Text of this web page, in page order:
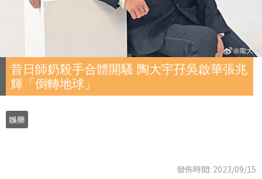
昔日師奶殺手合體開騷 陶大宇孖吳啟華張兆
輝「倒轉地球」
娛樂
發佈時間: 2023/09/15